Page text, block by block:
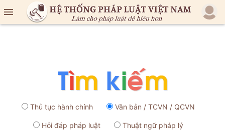

Thủ tục hành chính Văn bản / TCVN / QCVN
Hỏi đáp pháp luật Thuật ngữ pháp lý